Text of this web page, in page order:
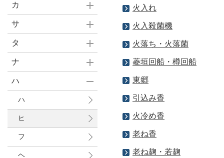
火入れ
火入殺菌機
火落ち・火落菌
菱垣回船・樽回船
東郷
引込み香
火冷め香
老ね香
老ね麹・若麹
カ
サ
タ
ナ
ハ
ハ
ヒ
フ
ヘ